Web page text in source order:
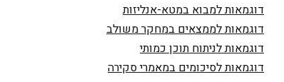
דוגמאות למבוא במטא-אנליזות
דוגמאות לממצאים במחקר משולב
דוגמאות לניתוח תוכן כמותי
דוגמאות לסיכומים במאמרי סקירה